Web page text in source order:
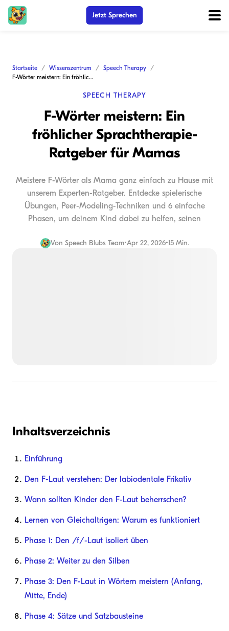
Jetzt Sprechen
Startseite Wissenszentrum
Speech Therapy
F-Wörter meistern: Ein fröhlicher Sprachtherapie-Ratgeber für Mamas
SPEECH THERAPY
F-Wörter meistern: Ein
fröhlicher Sprachtherapie-
Ratgeber für Mamas
Meistere F-Wörter als Mama ganz einfach zu Hause mit
unserem Experten-Ratgeber. Entdecke spielerische
Übungen, Peer-Modeling-Techniken und 6 einfache
Phasen, um deinem Kind dabei zu helfen, seinen
Von Speech Blubs Team•Apr 22, 2026•15 Min.
Inhaltsverzeichnis
Einführung
Den F-Laut verstehen: Der labiodentale Frikativ
Wann sollten Kinder den F-Laut beherrschen?
Lernen von Gleichaltrigen: Warum es funktioniert
Phase 1: Den /f/-Laut isoliert üben
Phase 2: Weiter zu den Silben
Phase 3: Den F-Laut in Wörtern meistern (Anfang,
Mitte, Ende)
Phase 4: Sätze und Satzbausteine